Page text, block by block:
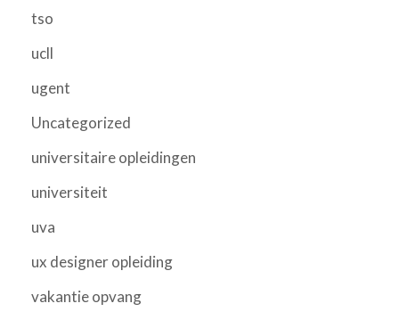
tso
ucll
ugent
Uncategorized
universitaire opleidingen
universiteit
uva
ux designer opleiding
vakantie opvang